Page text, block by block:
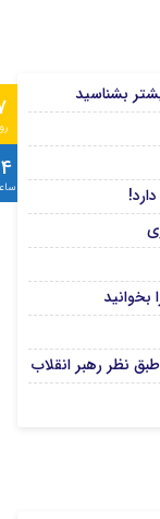
بشناسید
نظر رهبر انقلاب